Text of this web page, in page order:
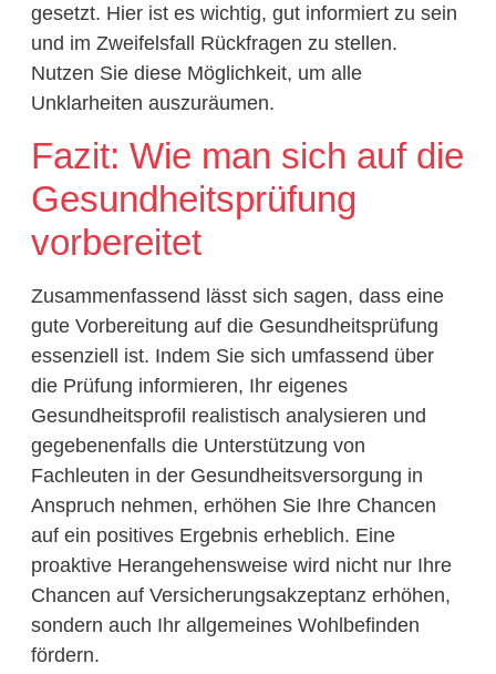
gesetzt. Hier ist es wichtig, gut informiert zu sein
und im Zweifelsfall Rückfragen zu stellen.
Nutzen Sie diese Möglichkeit, um alle
Unklarheiten auszuräumen.
Fazit: Wie man sich auf die
Gesundheitsprüfung
vorbereitet
Zusammenfassend lässt sich sagen, dass eine
gute Vorbereitung auf die Gesundheitsprüfung
essenziell ist. Indem Sie sich umfassend über
die Prüfung informieren, Ihr eigenes
Gesundheitsprofil realistisch analysieren und
gegebenenfalls die Unterstützung von
Fachleuten in der Gesundheitsversorgung in
Anspruch nehmen, erhöhen Sie Ihre Chancen
auf ein positives Ergebnis erheblich. Eine
proaktive Herangehensweise wird nicht nur Ihre
Chancen auf Versicherungsakzeptanz erhöhen,
sondern auch Ihr allgemeines Wohlbefinden
fördern.